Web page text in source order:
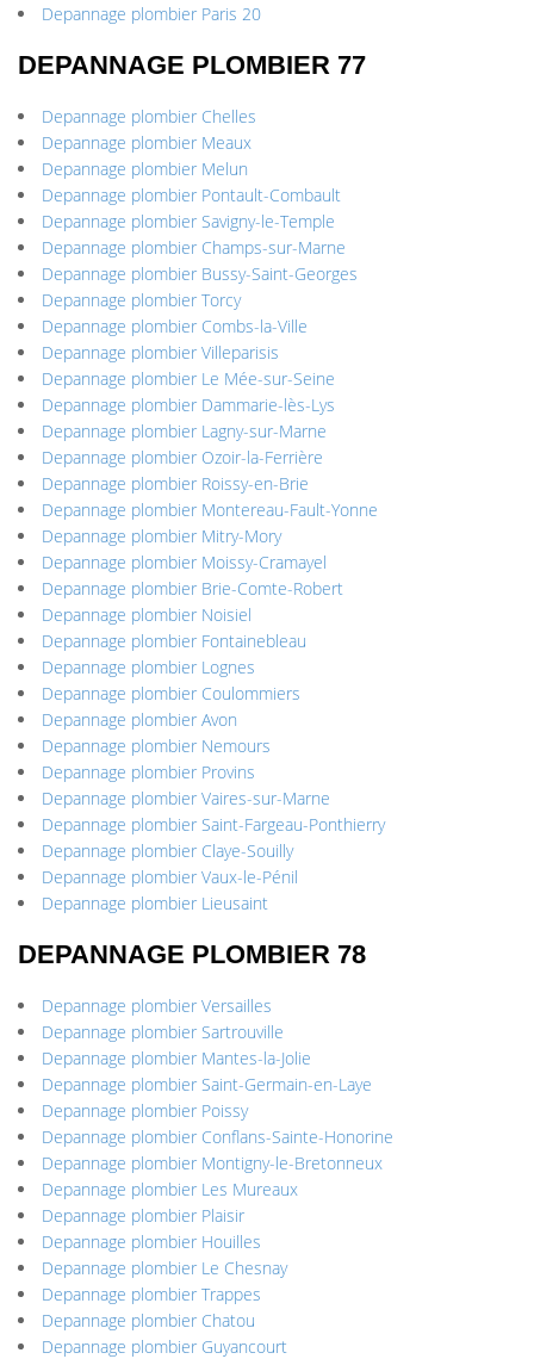
Depannage plombier Paris 20
DEPANNAGE PLOMBIER 77
Depannage plombier Chelles
Depannage plombier Meaux
Depannage plombier Melun
Depannage plombier Pontault-Combault
Depannage plombier Savigny-le-Temple
Depannage plombier Champs-sur-Marne
Depannage plombier Bussy-Saint-Georges
Depannage plombier Torcy
Depannage plombier Combs-la-Ville
Depannage plombier Villeparisis
Depannage plombier Le Mée-sur-Seine
Depannage plombier Dammarie-lès-Lys
Depannage plombier Lagny-sur-Marne
Depannage plombier Ozoir-la-Ferrière
Depannage plombier Roissy-en-Brie
Depannage plombier Montereau-Fault-Yonne
Depannage plombier Mitry-Mory
Depannage plombier Moissy-Cramayel
Depannage plombier Brie-Comte-Robert
Depannage plombier Noisiel
Depannage plombier Fontainebleau
Depannage plombier Lognes
Depannage plombier Coulommiers
Depannage plombier Avon
Depannage plombier Nemours
Depannage plombier Provins
Depannage plombier Vaires-sur-Marne
Depannage plombier Saint-Fargeau-Ponthierry
Depannage plombier Claye-Souilly
Depannage plombier Vaux-le-Pénil
Depannage plombier Lieusaint
DEPANNAGE PLOMBIER 78
Depannage plombier Versailles
Depannage plombier Sartrouville
Depannage plombier Mantes-la-Jolie
Depannage plombier Saint-Germain-en-Laye
Depannage plombier Poissy
Depannage plombier Conflans-Sainte-Honorine
Depannage plombier Montigny-le-Bretonneux
Depannage plombier Les Mureaux
Depannage plombier Plaisir
Depannage plombier Houilles
Depannage plombier Le Chesnay
Depannage plombier Trappes
Depannage plombier Chatou
Depannage plombier Guyancourt